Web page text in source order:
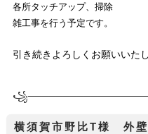
各所タッチアップ、掃除
雑工事を行う予定です。
引き続きよろしくお願いいたし
꧁────────────
横須賀市野比T様 外